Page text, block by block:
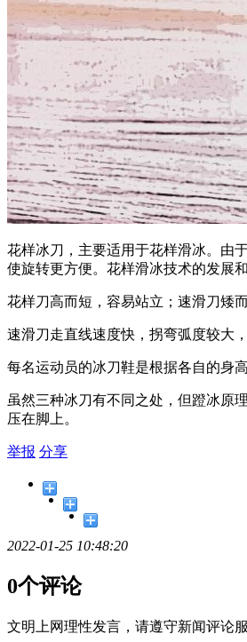
花样冰刀，主要适用于花样滑冰。由
使旋转更方便。花样滑冰技术的发展
花样刀高而短，容易站立；速滑刀矮
速滑刀走直线速度快，拐弯弧度较大
每名运动员的冰刀鞋是根据各自的身
虽然三种冰刀有不同之处，但蹬冰原
压在脚上。
举报 分享
2022-01-25 10:48:20
0个评论
文明上网理性发言，请遵守新闻评论